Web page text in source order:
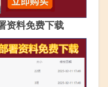
资料免费下载